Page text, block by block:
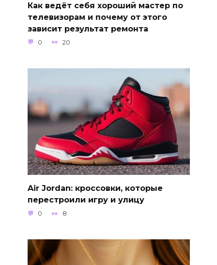
Как ведёт себя хороший мастер по
телевизорам и почему от этого
зависит результат ремонта
0 20
Air Jordan: кроссовки, которые
перестроили игру и улицу
0 8